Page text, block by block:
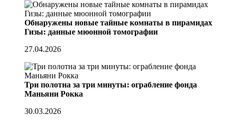
Обнаружены новые тайные комнаты в пирамидах
Гизы: данные мюонной томографии
27.04.2026
Три полотна за три минуты: ограбление фонда
Маньяни Рокка
30.03.2026